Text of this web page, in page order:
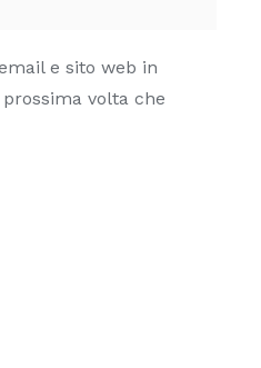
e sito web in
volta che